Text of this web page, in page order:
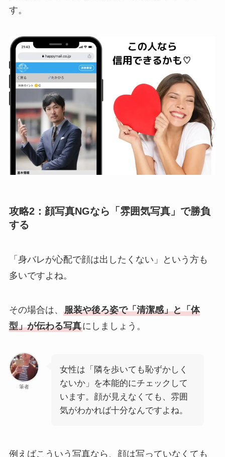
す。
攻略2：顔写真NGなら「雰囲気写真」で勝負
する
「身バレが心配で顔は出したくない」という方も
多いですよね。
その場合は、 服装や後ろ姿で「清潔感」と「体
型」が伝わる写真にしましょう。
筆者
女性は「隣を歩いても恥ずかしく
ないか」を本能的にチェックして
います。顔が見えなくても、雰囲
気がわかれば十分なんですよね。
例えばこういう写真なら、顔は写っていなくても